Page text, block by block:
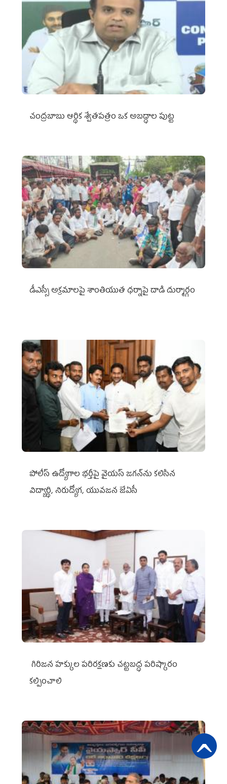
చంద్రబాబు ఆర్థిక శ్వేతపత్రం ఒక అబద్ధాల పుట్ట
డీఎస్సీ అక్రమాలపై శాంతియుత ధర్నాపై దాడి దుర్మార్గం
పోలీస్ ఉద్యోగాల భర్తీపై వైయస్ జగన్‌ను కలిసిన
విద్యార్థి, నిరుద్యోగ, యువజన జేఏసీ
గిరిజన హక్కుల పరిరక్షణకు చట్టబద్ధ పరిష్కారం
కల్పించాలి